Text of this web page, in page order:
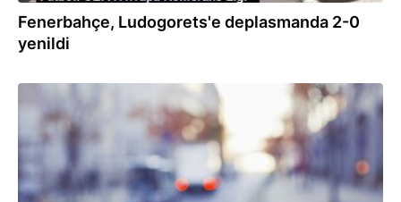
Fenerbahçe, Ludogorets'e deplasmanda 2-0
yenildi
26.10.2023